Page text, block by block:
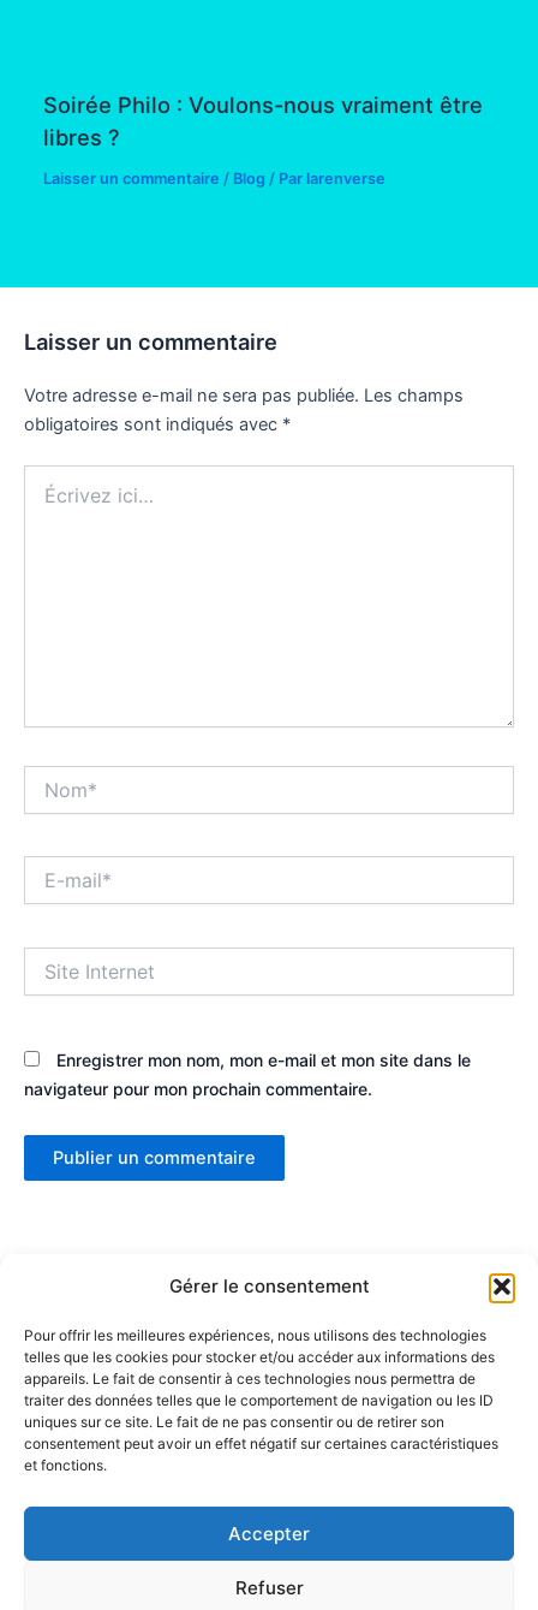
Gérer le consentement
Pour offrir les meilleures expériences, nous utilisons des technologies
telles que les cookies pour stocker et/ou accéder aux informations des
appareils. Le fait de consentir à ces technologies nous permettra de
traiter des données telles que le comportement de navigation ou les ID
uniques sur ce site. Le fait de ne pas consentir ou de retirer son
consentement peut avoir un effet négatif sur certaines caractéristiques
et fonctions.
Accepter
Refuser
Soirée Philo : Voulons-nous vraiment être
libres ?
Laisser un commentaire / Blog / Par larenverse
Laisser un commentaire
Votre adresse e-mail ne sera pas publiée. Les champs
obligatoires sont indiqués avec *
ici…
mail*
Internet
Enregistrer mon nom, mon e-mail et mon site dans le
navigateur pour mon prochain commentaire.
Partenaires :
LaMaisonDuDonut
LaBelleBiere